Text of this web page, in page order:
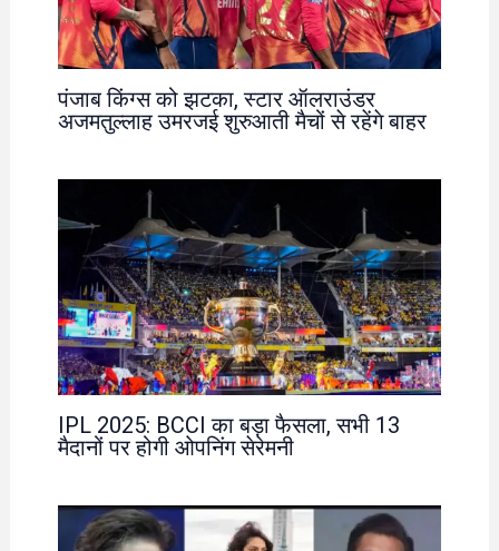
पंजाब किंग्स को झटका, स्टार ऑलराउंडर
अजमतुल्लाह उमरजई शुरुआती मैचों से रहेंगे बाहर
IPL 2025: BCCI का बड़ा फैसला, सभी 13
मैदानों पर होगी ओपनिंग सेरेमनी